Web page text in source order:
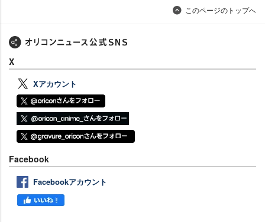
このページのトップへ
X
Xアカウント
Facebook
Facebookアカウント